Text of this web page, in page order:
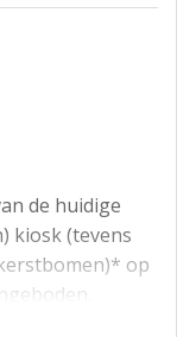
de huidige
kiosk (tevens
op